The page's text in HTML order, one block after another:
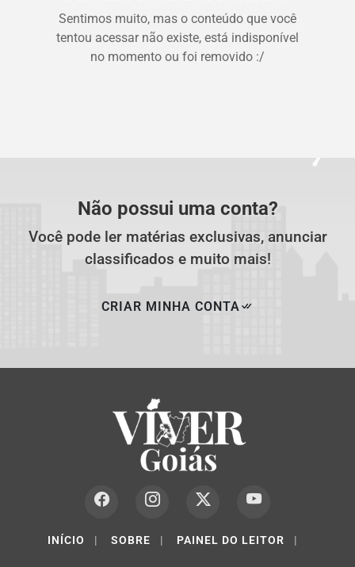
Sentimos muito, mas o conteúdo que você
tentou acessar não existe, está indisponível
no momento ou foi removido :/
Não possui uma conta?
Você pode ler matérias exclusivas, anunciar
classificados e muito mais!
CRIAR MINHA CONTA
INÍCIO | SOBRE | PAINEL DO LEITOR |